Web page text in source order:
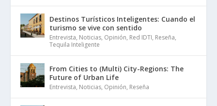
Destinos Turísticos Inteligentes: Cuando el
turismo se vive con sentido
Entrevista, Noticias, Opinión, Red IDTI, Reseña,
Tequila Inteligente
From Cities to (Multi) City-Regions: The
Future of Urban Life
Entrevista, Noticias, Opinión, Reseña